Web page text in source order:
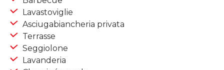
Lavastoviglie
Asciugabiancheria privata
Terrasse
Seggiolone
Lavanderia